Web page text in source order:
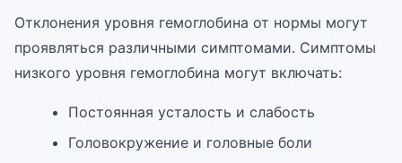
Отклонения уровня гемоглобина от нормы могут
проявляться различными симптомами. Симптомы
низкого уровня гемоглобина могут включать:
Постоянная усталость и слабость
Головокружение и головные боли